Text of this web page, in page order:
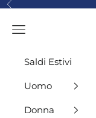
Vai al contenuto
Precedente
Menù
Saldi Estivi
Uomo
Donna